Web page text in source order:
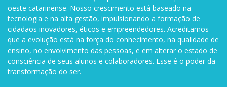
oeste catarinense. Nosso crescimento está baseado na
tecnologia e na alta gestão, impulsionando a formação de
cidadãos inovadores, éticos e empreendedores. Acreditamos
que a evolução está na força do conhecimento, na qualidade de
ensino, no envolvimento das pessoas, e em alterar o estado de
consciência de seus alunos e colaboradores. Esse é o poder da
transformação do ser.